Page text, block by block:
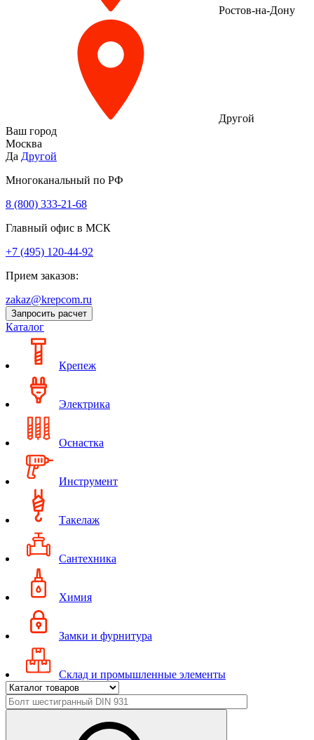
Ростов-на-Дону
Другой
Ваш город
Москва
Да Другой
Многоканальный по РФ
8 (800) 333‑21-68
Главный офис в МСК
+7 (495) 120-44-92
Прием заказов:
zakaz@krepcom.ru
Запросить расчет
Каталог
Крепеж
Электрика
Оснастка
Инструмент
Такелаж
Сантехника
Химия
Замки и фурнитура
Склад и промышленные элементы